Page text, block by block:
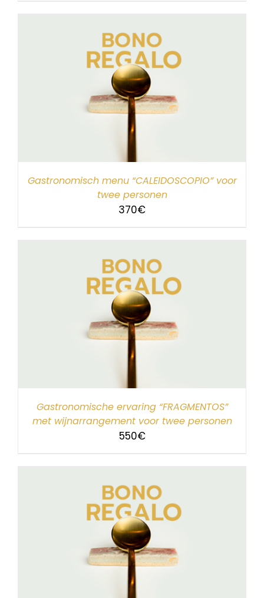
Gastronomisch menu “CALEIDOSCOPIO” voor
twee personen
370€
Gastronomische ervaring “FRAGMENTOS”
met wijnarrangement voor twee personen
550€